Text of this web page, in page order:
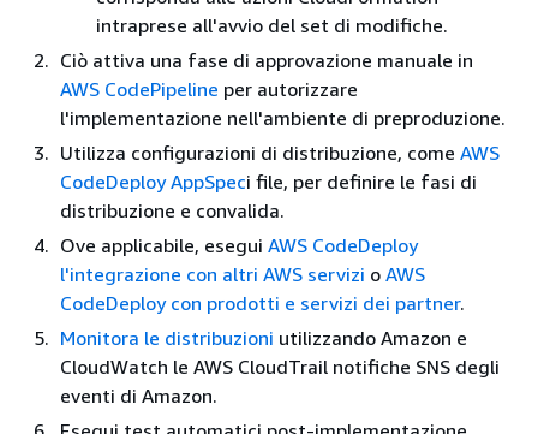
intraprese all'avvio del set di modifiche.
Ciò attiva una fase di approvazione manuale in
AWS CodePipeline per autorizzare
l'implementazione nell'ambiente di preproduzione.
Utilizza configurazioni di distribuzione, come AWS
CodeDeploy AppSpeci file, per definire le fasi di
distribuzione e convalida.
Ove applicabile, esegui AWS CodeDeploy
l'integrazione con altri AWS servizi o AWS
CodeDeploy con prodotti e servizi dei partner.
Monitora le distribuzioni utilizzando Amazon e
CloudWatch le AWS CloudTrail notifiche SNS degli
eventi di Amazon.